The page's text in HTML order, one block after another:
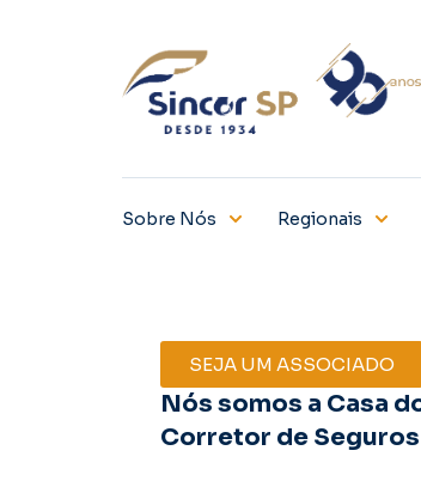
Sobre Nós Regionais
SEJA UM ASSOCIADO
Nós somos a Casa
Corretor de Seguros